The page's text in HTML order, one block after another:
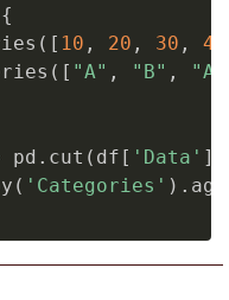
{
( [ 10 , 20 , 30 , 40
( [ "A" , "B" , "A"
pd . cut ( df [ 'Data' ]
( 'Categories' ) .